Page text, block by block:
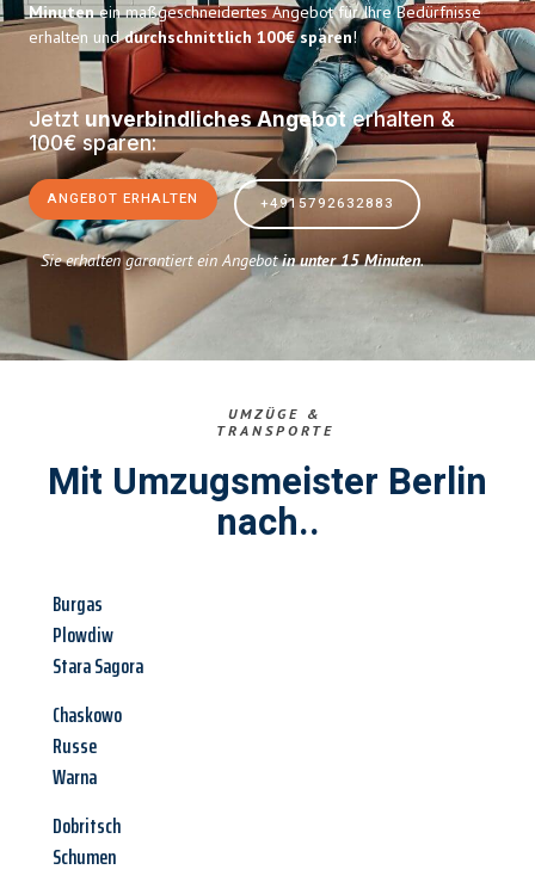
Minutenein maßgeschneidertes Angebot für Ihre Bedürfnisse
erhalten unddurchschnittlich 100€ sparen!
Jetzt unverbindliches Angeboterhalten &
100€ sparen:
ANGEBOT ERHALTEN +4915792632883
Sie erhalten garantiert ein Angebotin unter 15 Minuten.
UMZÜGE &
TRANSPORTE
Mit Umzugsmeister Berlin
nach..
Burgas
Plowdiw
Stara Sagora
Chaskowo
Russe
Warna
Dobritsch
Schumen